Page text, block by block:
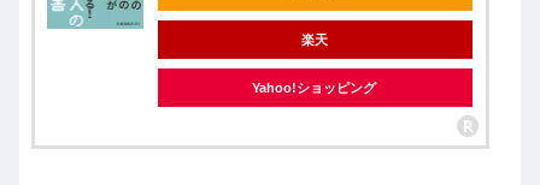
楽天
Yahoo!ショッピング